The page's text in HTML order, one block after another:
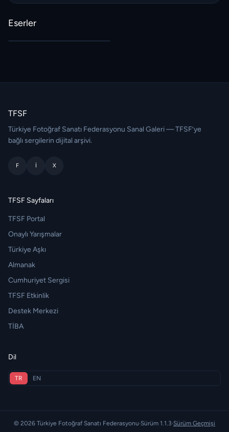
Eserler
TFSF
Türkiye Fotoğraf Sanatı Federasyonu Sanal Galeri — TFSF’ye
bağlı sergilerin dijital arşivi.
F I X
TFSF Sayfaları
TFSF Portal
Onaylı Yarışmalar
Türkiye Aşkı
Almanak
Cumhuriyet Sergisi
TFSF Etkinlik
Destek Merkezi
TİBA
Dil
TR EN
© 2026 Türkiye Fotoğraf Sanatı Federasyonu·Sürüm 1.1.3·Sürüm Geçmişi